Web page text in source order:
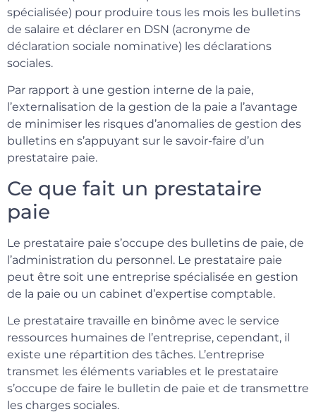
spécialisée) pour produire tous les mois les bulletins
de salaire et déclarer en DSN (acronyme de
déclaration sociale nominative) les déclarations
sociales.
Par rapport à une gestion interne de la paie,
l’externalisation de la gestion de la paie a l’avantage
de minimiser les risques d’anomalies de gestion des
bulletins en s’appuyant sur le savoir-faire d’un
prestataire paie.
Ce que fait un prestataire
paie
Le prestataire paie s’occupe des bulletins de paie, de
l’administration du personnel. Le prestataire paie
peut être soit une entreprise spécialisée en gestion
de la paie ou un cabinet d’expertise comptable.
Le prestataire travaille en binôme avec le service
ressources humaines de l’entreprise, cependant, il
existe une répartition des tâches. L’entreprise
transmet les éléments variables et le prestataire
s’occupe de faire le bulletin de paie et de transmettre
les charges sociales.